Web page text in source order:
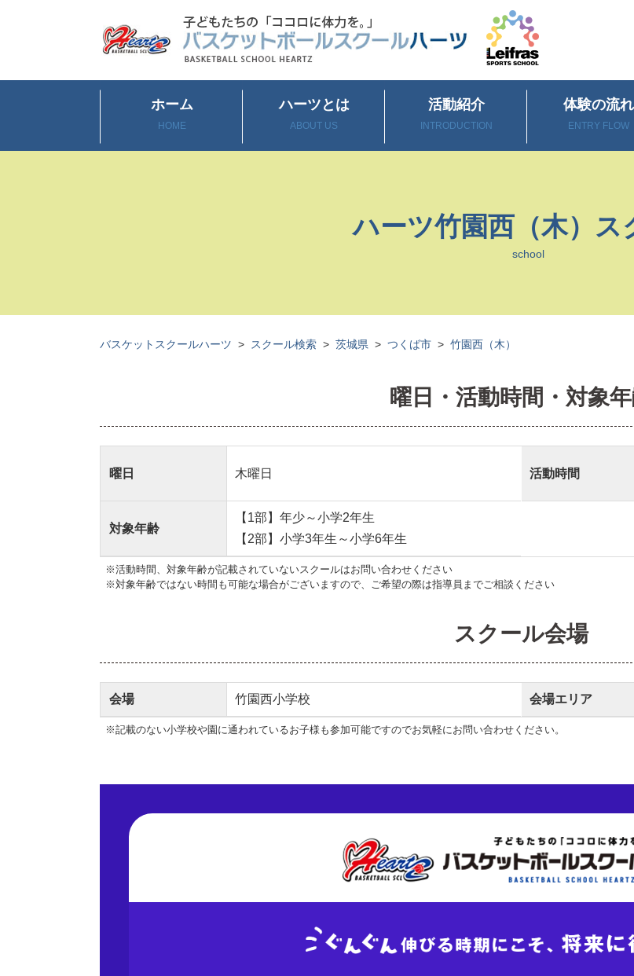
ホーム
HOME
ハーツとは
ABOUT US
活動紹介
INTRODUCTION
体験の流れ
ENTRY FLOW
ハーツ竹園西（木）ス
school
バスケットスクールハーツ > スクール検索 > 茨城県 > つくば市 > 竹園西（木）
曜日・活動時間・対象
曜日 木曜日 活動時間
対象年齢
【1部】年少～小学2年生
【2部】小学3年生～小学6年生
※活動時間、対象年齢が記載されていないスクールはお問い合わせください
※対象年齢ではない時間も可能な場合がございますので、ご希望の際は指導員までご相談ください
スクール会場
会場 竹園西小学校 会場エリア
※記載のない小学校や園に通われているお子様も参加可能ですのでお気軽にお問い合わせください。